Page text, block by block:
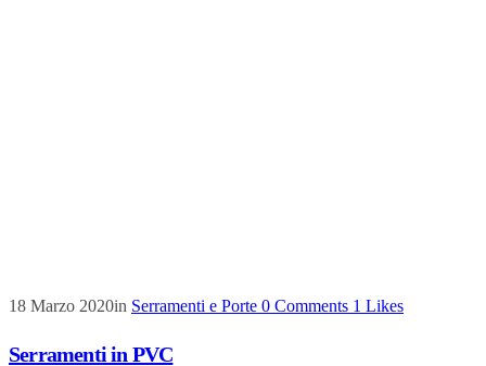
18 Marzo 2020in Serramenti e Porte 0 Comments 1 Likes
Serramenti in PVC